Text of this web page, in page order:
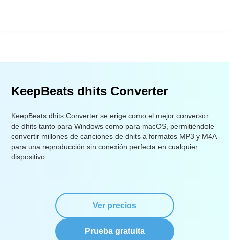
KeepBeats dhits Converter
KeepBeats dhits Converter se erige como el mejor conversor
de dhits tanto para Windows como para macOS, permitiéndole
convertir millones de canciones de dhits a formatos MP3 y M4A
para una reproducción sin conexión perfecta en cualquier
dispositivo.
Prueba gratuita
Ver precios